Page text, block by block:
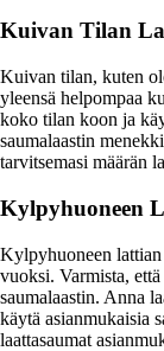
Kuivan Tilan
Kuivan tilan, kuten
yleensä helpompaa
koko tilan koon ja
saumalaastin
tarvitsemasi määrän
Kylpyhuoneen
Kylpyhuoneen
vuoksi. Varmista,
saumalaastin. Anna
käytä asianmukaisia
laattasaumat